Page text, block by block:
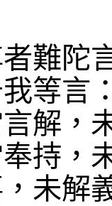
難陀
等言
解，
持，
未解